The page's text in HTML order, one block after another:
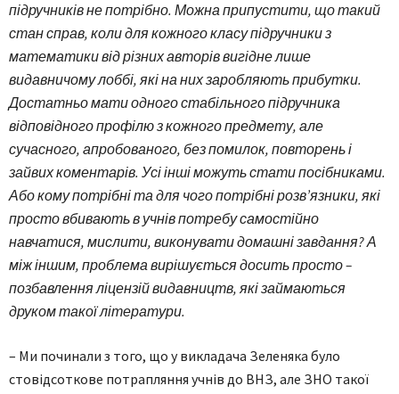
підручників не потрібно. Можна припустити, що такий
стан справ, коли для кожного класу підручники з
математики від різних авторів вигідне лише
видавничому лоббі, які на них заробляють прибутки.
Достатньо мати одного стабільного підручника
відповідного профілю з кожного предмету, але
сучасного, апробованого, без помилок, повторень і
зайвих коментарів. Усі інші можуть стати посібниками.
Або кому потрібні та для чого потрібні розв’язники, які
просто вбивають в учнів потребу самостійно
навчатися, мислити, виконувати домашні завдання? А
між іншим, проблема вирішується досить просто –
позбавлення ліцензій видавництв, які займаються
друком такої літератури.
– Ми починали з того, що у викладача Зеленяка було
стовідсоткове потрапляння учнів до ВНЗ, але ЗНО такої